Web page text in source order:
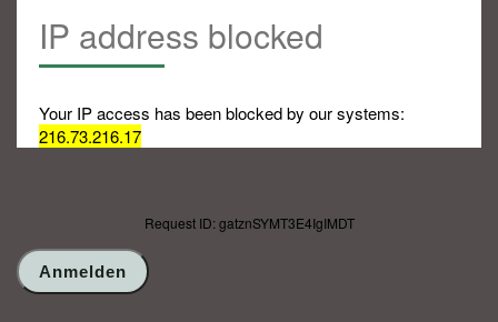
IP address blocked
Your IP access has been blocked by our systems:
216.73.216.17
Request ID: gatznSYMT3E4IgIMDT